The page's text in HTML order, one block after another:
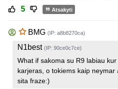
5 Atsakyti
BMG (IP: a8b8270ca)
N1best (IP: 90ce0c7ce)
What if sakoma su R9 labiau
karjeras, o tokiems kaip neymar
sita fraze:)